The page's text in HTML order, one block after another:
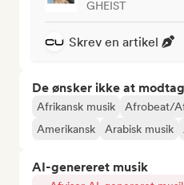
GHEIST
Skrev en artikel
De ønsker ikke at
Afrikansk musik Afrobeat/
Amerikansk
Arabisk musik
AI-genereret musik